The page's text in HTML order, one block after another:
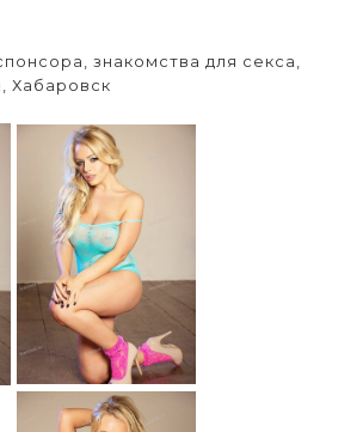
знакомства для секса,
Хабаровск